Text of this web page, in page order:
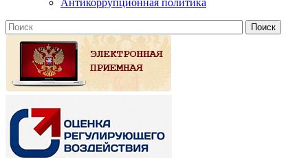
Антикоррупционная политика